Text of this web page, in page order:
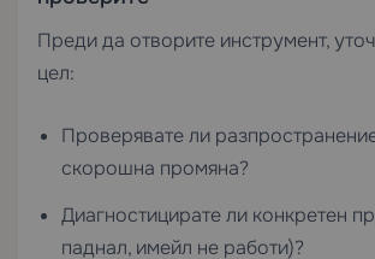
Преди да отворите инструмент,
цел:
Проверявате ли
скорошна промяна?
Диагностицирате ли конкретен
паднал, имейл не работи)?